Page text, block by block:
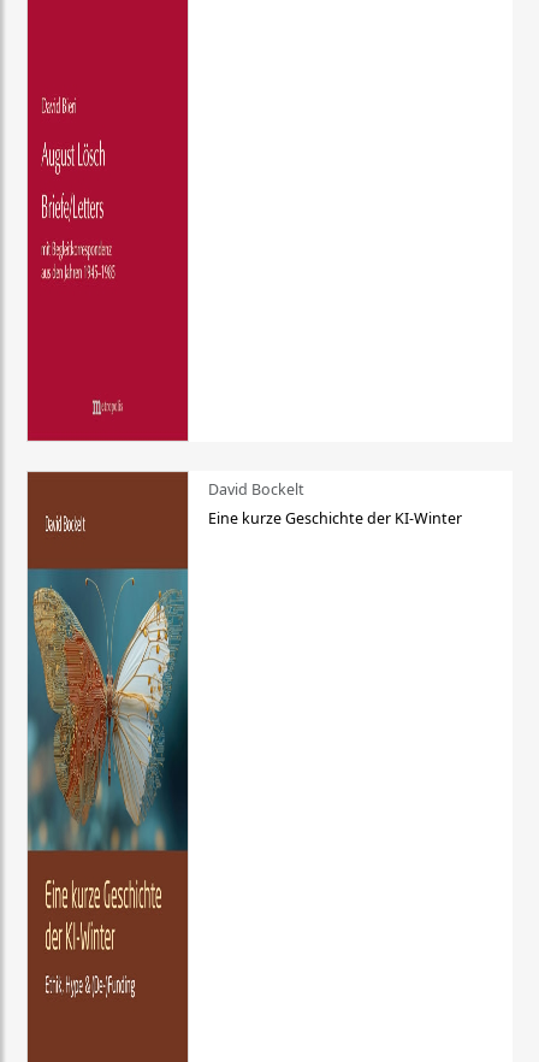
David Bockelt
Eine kurze Geschichte der KI-Winter